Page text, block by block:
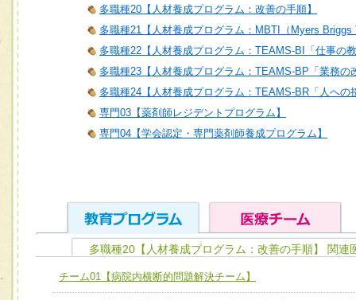
多職種20【人材養成プログラム：改善の手順】
多職種21【人材養成プログラム：MBTI（Myers
多職種22【人材養成プログラム：TEAMS-BI「仕事の
多職種23【人材養成プログラム：TEAMS-BP「業務の
多職種24【人材養成プログラム：TEAMS-BR「人への
専門03【薬剤師レジデントプログラム】
専門04【学会認定・専門薬剤師養成プログラム】
ユニット１ 医療人としての基礎能力
全人的医療を実践する医療人として、必要な基礎能力を身
チーム01【病院内横断的問題解決チーム】
多職種20【人材養成プログラム：改善の手順】 関連
チーム01【病院内横断的問題解決チーム】